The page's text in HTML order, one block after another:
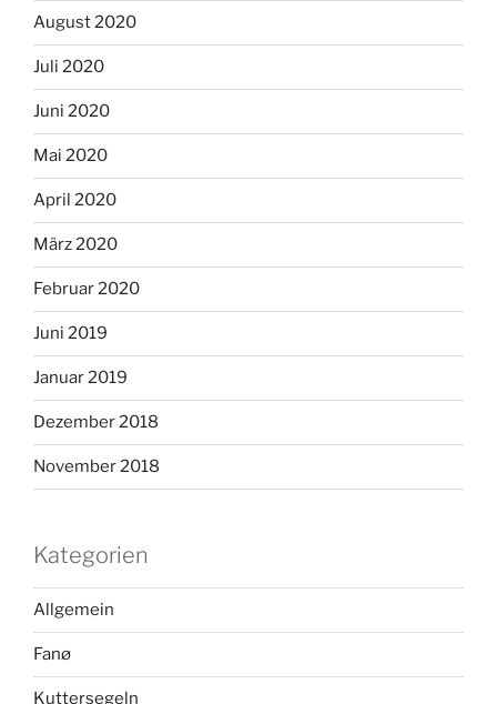
August 2020
Juli 2020
Juni 2020
Mai 2020
April 2020
März 2020
Februar 2020
Juni 2019
Januar 2019
Dezember 2018
November 2018
Kategorien
Allgemein
Fanø
Kuttersegeln